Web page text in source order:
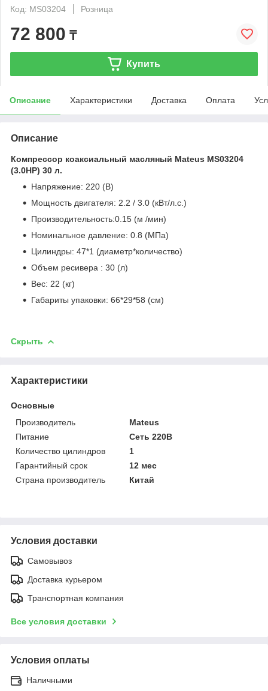
Код: MS03204
Розница
72 800 ₸
Купить
Описание Характеристики Доставка Оплата
Описание
Компрессор коаксиальный масляный Mateus MS03204
(3.0HP) 30 л.
Напряжение: 220 (В)
Мощность двигателя: 2.2 / 3.0 (кВт/л.с.)
Производительность:0.15 (м /мин)
Номинальное давление: 0.8 (МПа)
Цилиндры: 47*1 (диаметр*количество)
Объем ресивера : 30 (л)
Вес: 22 (кг)
Габариты упаковки: 66*29*58 (см)
Скрыть
Характеристики
Основные
Производитель
Mateus
Питание
Сеть 220В
Количество цилиндров
1
Гарантийный срок
12 мес
Страна производитель
Китай
Условия доставки
Самовывоз
Доставка курьером
Транспортная компания
Все условия доставки
Условия оплаты
Наличными